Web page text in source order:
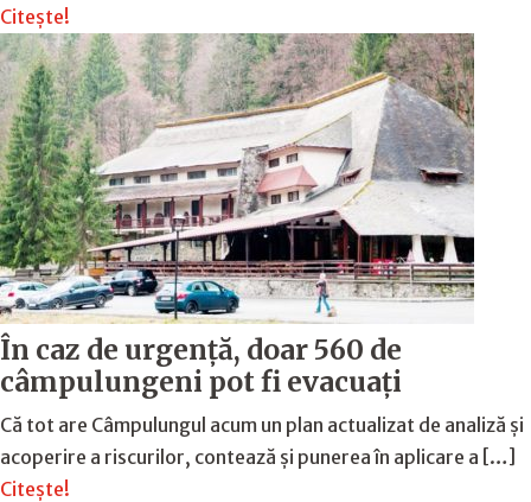
Citește!
În caz de urgență, doar 560 de
câmpulungeni pot fi evacuați
Că tot are Câmpulungul acum un plan actualizat de analiză și
acoperire a riscurilor, contează și punerea în aplicare a […]
Citește!